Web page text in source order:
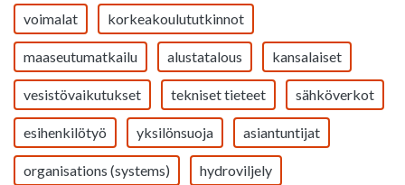
voimalat korkeakoulututkinnot
maaseutumatkailu alustatalous kansalaiset
vesistövaikutukset tekniset tieteet sähköverkot
esihenkilötyö yksilönsuoja asiantuntijat
organisations (systems) hydroviljely